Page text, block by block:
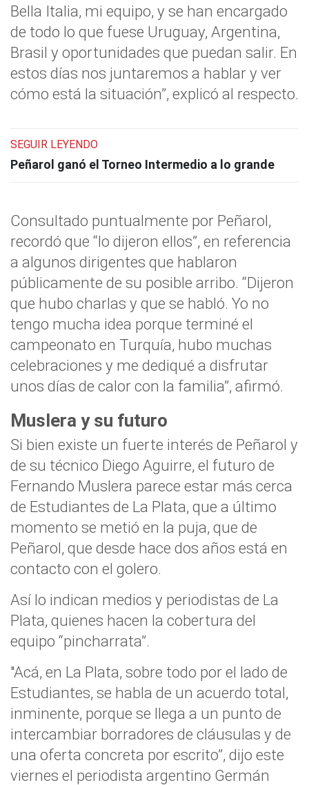
Bella Italia, mi equipo, y se han encargado
de todo lo que fuese Uruguay, Argentina,
Brasil y oportunidades que puedan salir. En
estos días nos juntaremos a hablar y ver
cómo está la situación”, explicó al respecto.
SEGUIR LEYENDO
Peñarol ganó el Torneo Intermedio a lo grande
Consultado puntualmente por Peñarol,
recordó que “lo dijeron ellos”, en referencia
a algunos dirigentes que hablaron
públicamente de su posible arribo. “Dijeron
que hubo charlas y que se habló. Yo no
tengo mucha idea porque terminé el
campeonato en Turquía, hubo muchas
celebraciones y me dediqué a disfrutar
unos días de calor con la familia”, afirmó.
Muslera y su futuro
Si bien existe un fuerte interés de Peñarol y
de su técnico Diego Aguirre, el futuro de
Fernando Muslera parece estar más cerca
de Estudiantes de La Plata, que a último
momento se metió en la puja, que de
Peñarol, que desde hace dos años está en
contacto con el golero.
Así lo indican medios y periodistas de La
Plata, quienes hacen la cobertura del
equipo “pincharrata”.
"Acá, en La Plata, sobre todo por el lado de
Estudiantes, se habla de un acuerdo total,
inminente, porque se llega a un punto de
intercambiar borradores de cláusulas y de
una oferta concreta por escrito”, dijo este
viernes el periodista argentino Germán